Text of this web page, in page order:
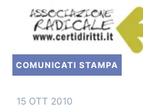
COMUNICATI STAMPA
15 OTT 2010